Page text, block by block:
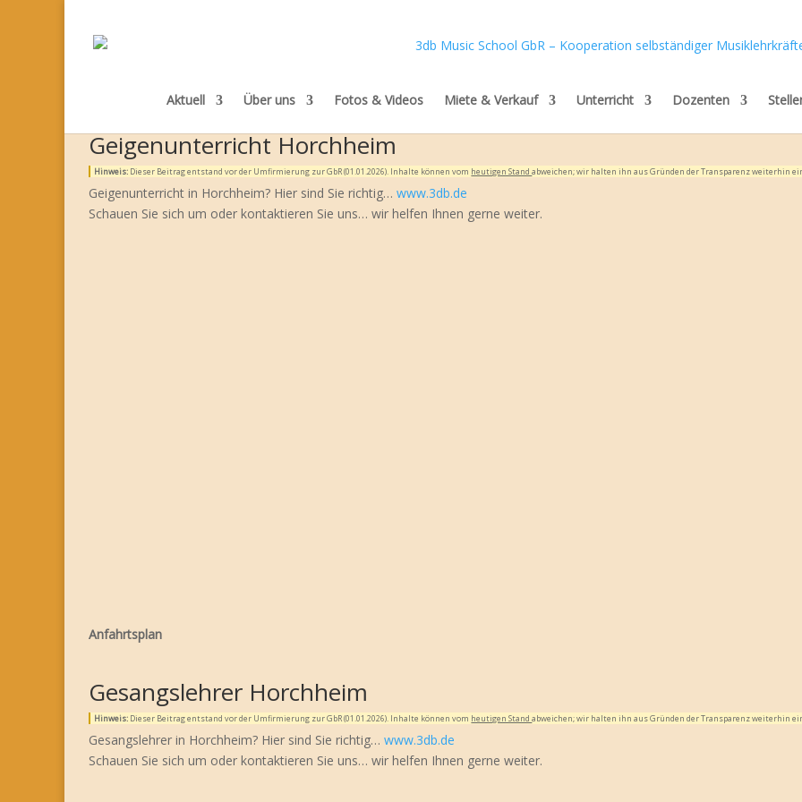
Aktuell Über uns Fotos & Videos Miete & Verkauf Unterricht Dozenten
Geigenunterricht Horchheim
Hinweis: Dieser Beitrag entstand vor der Umfirmierung zur GbR (01.01.2026). Inhalte können vom heutigen Standabweichen; wir halten ihn aus Gründen der Transparenz weiterhin
Geigenunterricht in Horchheim? Hier sind Sie richtig…www.3db.de
Schauen Sie sich um oder kontaktieren Sie uns… wir helfen Ihnen gerne weiter.
Anfahrtsplan
Gesangslehrer Horchheim
Hinweis: Dieser Beitrag entstand vor der Umfirmierung zur GbR (01.01.2026). Inhalte können vom heutigen Standabweichen; wir halten ihn aus Gründen der Transparenz weiterhin
Gesangslehrer in Horchheim? Hier sind Sie richtig…www.3db.de
Schauen Sie sich um oder kontaktieren Sie uns… wir helfen Ihnen gerne weiter.